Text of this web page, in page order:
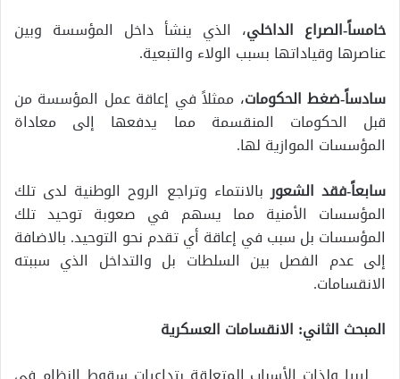
خامساً-الصراع الداخلي، الذي ينشأ داخل المؤسسة وبين
عناصرها وقياداتها بسبب الولاء والتبعية.
سادساً-ضغط الحكومات، ممثلاً في إعاقة عمل المؤسسة من
قبل الحكومات المنقسمة مما يدفعها إلى معاداة
المؤسسات الموازية لها.
سابعاً-فقد الشعوربالانتماء وتراجع الروح الوطنية لدى تلك
المؤسسات الأمنية مما يسهم في صعوبة توحيد تلك
المؤسسات بل سبب في إعاقة أي تقدم نحو التوحيد. بالاضافة
إلى عدم الفصل بين السلطات بل والتداخل الذي سببته
الانقسامات.
المبحث الثاني: الانقسامات العسكرية